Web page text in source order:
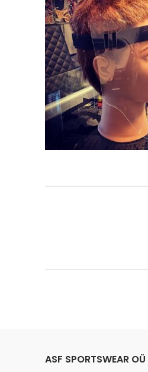
ASF SPORTSWEAR OÜ